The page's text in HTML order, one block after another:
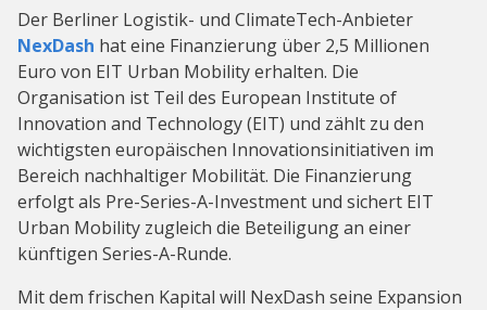
Der Berliner Logistik- und ClimateTech-Anbieter
NexDash hat eine Finanzierung über 2,5 Millionen
Euro von EIT Urban Mobility erhalten. Die
Organisation ist Teil des European Institute of
Innovation and Technology (EIT) und zählt zu den
wichtigsten europäischen Innovationsinitiativen im
Bereich nachhaltiger Mobilität. Die Finanzierung
erfolgt als Pre-Series-A-Investment und sichert EIT
Urban Mobility zugleich die Beteiligung an einer
künftigen Series-A-Runde.
Mit dem frischen Kapital will NexDash seine Expansion